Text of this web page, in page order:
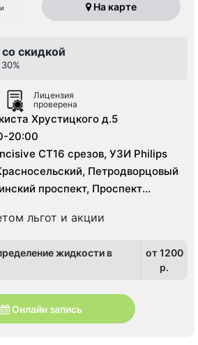
На карте
скидкой
Лицензия
проверена
Хрустицкого д.5
20:00
CT16 срезов, УЗИ Philips
Петродворцовый
проспект, Проспект
льгот и акции
жидкости в
от 1200
p.
Онлайн запись